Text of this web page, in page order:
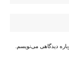
دیدگاهی می‌نویسم.